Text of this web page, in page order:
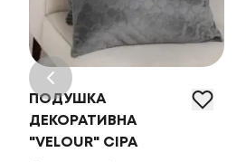
ПОДУШКА
ДЕКОРАТИВНА
"VELOUR" СІРА